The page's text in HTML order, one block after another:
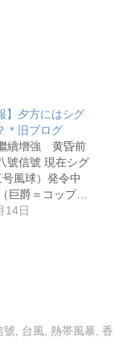
】夕方にはシグ
＊旧ブログ
繼續增強 黄昏前
號信號 現在シグ
風球）発令中
巨爵＝コップ…
14日
號 台風 熱帯風暴 香